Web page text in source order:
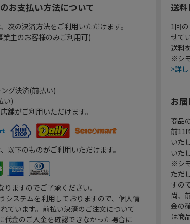
お支払い方法について
次の決済方法をご利用いただけます。
業主のお客様のみご利用可)
グ決済(前払い)
い)
舗がご利用いただけます。
以下のものがご利用いただけます。
ますのでご了承ください。
システムを利用しておりますので、個人情
ています。前払い決済のご注文について
代金のご入金を確認できなかった場合に
送
1回
せて
送料
※シ
>詳
お
商品
前11
いた
いた
※シ
ただ
すの
尚、
金の
は商